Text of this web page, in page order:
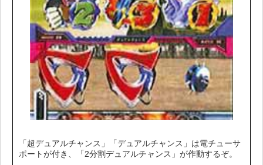
「超デュアルチャンス」「デュアルチャンス」は電チューサ
ポートが付き、「2分割デュアルチャンス」が作動するぞ。